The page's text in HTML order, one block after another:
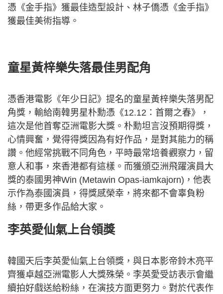
憑《金手指》獲最佳造型設計、林子僑憑《金手指》
獲最佳美術指導。
童星黃梓樂失落最佳男配角
憑香港電影《年少日記》提名的童星黃梓樂失落男配
角獎，輸給南韓男星朴勳憑《12.12：首爾之春》，
這次是他首奪亞洲電影大獎。朴勳坦言沒預期得獎，
心情興奮，覺得得獎因為有好作品，是對其能力的稱
讚。他經常挑戰不同角色，平時最常培養觀察力，留
意人和事，來香港都有這樣。而獲頒亞洲飛躍演員大
獎的泰國男神Win (Metawin Opas-iamkajorn)，他表
示作為泰國演員，得獎感榮幸，將來都不會辜負粉
絲，帶更多作品給大家。
李英愛仙氣上台領獎
韓國天后李英愛仙氣上台領獎，與日本影帝鈴木亮平
齊獲卓越亞洲電影人大獎殊榮。李英愛受訪表示會繼
續拍好戲送給粉絲，在演技方面更努力。對於代表作